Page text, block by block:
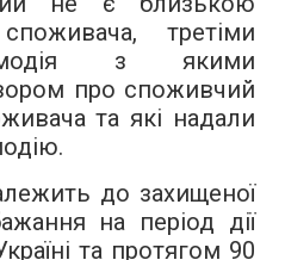
третіми
з якими
про споживчий
та які надали
до захищеної
на період дії
та протягом 90